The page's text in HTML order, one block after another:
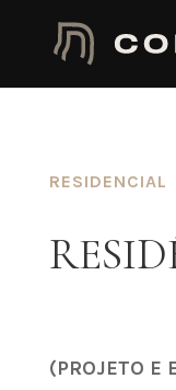
RESIDENCIAL
(PROJETO E